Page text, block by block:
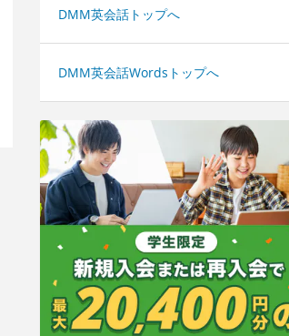
DMM英会話トップへ
DMM英会話Wordsトップへ